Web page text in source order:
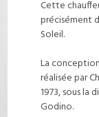
Cette
précisément
Soleil.
La
réalisée par
1973, sous
Godino.